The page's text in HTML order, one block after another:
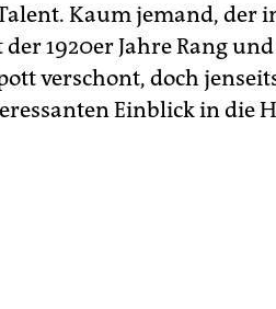
Kaum jemand, der
1920er Jahre Rang
verschont, doch
Einblick in die